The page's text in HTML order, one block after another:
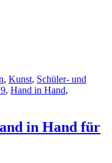
, Kunst, Schüler- und
, Hand in Hand,
in Hand für